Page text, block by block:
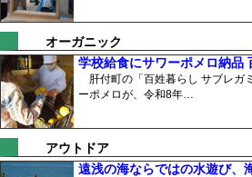
オーガニック
学校給食にサワーポメロ納品
肝付町の「百姓暮らし サブレガ
ーポメロが、令和8年…
アウトドア
遠浅の海ならではの水遊び、